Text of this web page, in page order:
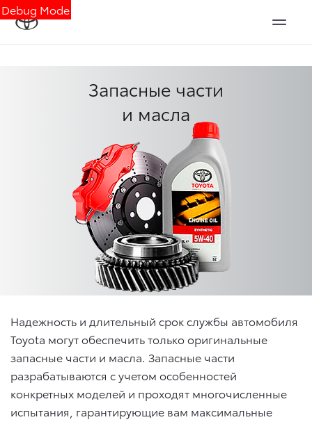
Debug Mode
Запасные части
и масла
Надежность и длительный срок службы автомобиля
Toyota могут обеспечить только оригинальные
запасные части и масла. Запасные части
разрабатываются с учетом особенностей
конкретных моделей и проходят многочисленные
испытания, гарантирующие вам максимальные